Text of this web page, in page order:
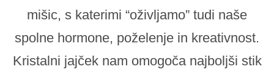
mišic, s katerimi “oživljamo” tudi naše
spolne hormone, poželenje in kreativnost.
Kristalni jajček nam omogoča najboljši stik